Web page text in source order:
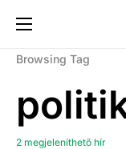
Browsing Tag
2 megjeleníthető hír